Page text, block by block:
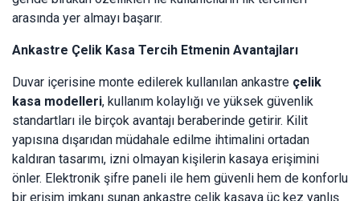
arasında yer almayı başarır.
Ankastre Çelik Kasa Tercih Etmenin Avantajları
Duvar içerisine monte edilerek kullanılan ankastre çelik
kasa modelleri, kullanım kolaylığı ve yüksek güvenlik
standartları ile birçok avantajı beraberinde getirir. Kilit
yapısına dışarıdan müdahale edilme ihtimalini ortadan
kaldıran tasarımı, izni olmayan kişilerin kasaya erişimini
önler. Elektronik şifre paneli ile hem güvenli hem de konforlu
bir erişim imkanı sunan ankastre çelik kasaya üç kez yanlış